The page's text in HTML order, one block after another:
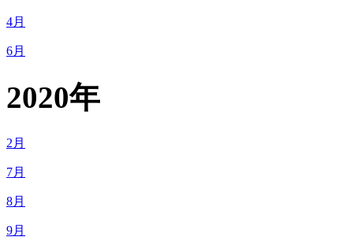
4月
6月
2020年
2月
7月
8月
9月